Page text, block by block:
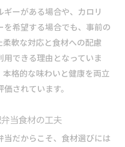
ーがある場合や、カロリ
希望する場合でも、事前の
軟な対応と食材への配慮
できる理由となっていま
格的な味わいと健康を両立
されています。
当食材の工夫
だからこそ、食材選びには